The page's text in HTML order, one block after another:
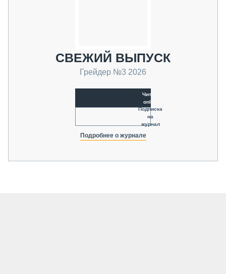
СВЕЖИЙ ВЫПУСК
Грейдер №3 2026
Читать
online
Подписка
на
журнал
Подробнее о журнале